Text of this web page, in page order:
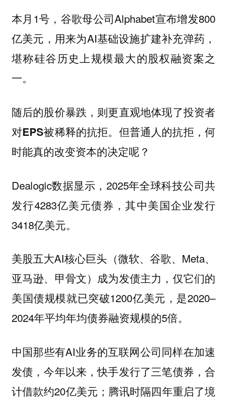
本月1号，谷歌母公司Alphabet宣布增发800
亿美元，用来为AI基础设施扩建补充弹药，
堪称硅谷历史上规模最大的股权融资案之
一。
随后的股价暴跌，则更直观地体现了投资者
对EPS被稀释的抗拒。但普通人的抗拒，何
时能真的改变资本的决定呢？
Dealogic数据显示，2025年全球科技公司共
发行4283亿美元债券，其中美国企业发行
3418亿美元。
美股五大AI核心巨头（微软、谷歌、Meta、
亚马逊、甲骨文）成为发债主力，仅它们的
美国债规模就已突破1200亿美元，是2020–
2024年平均年均债券融资规模的5倍。
中国那些有AI业务的互联网公司同样在加速
发债，今年以来，快手发行了三笔债券，合
计借款约20亿美元；腾讯时隔四年重启了境